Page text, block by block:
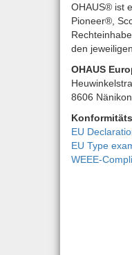
OHAUS® ist
Pioneer®,
den
OHAUS
8606
EU
EU Type
WEEE-